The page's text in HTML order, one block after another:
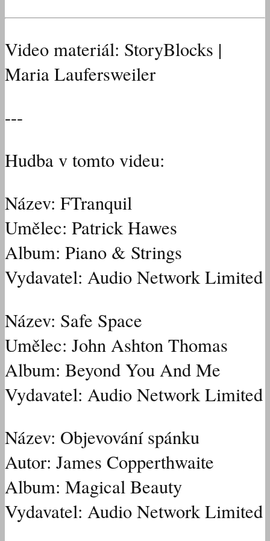
Video materiál: StoryBlocks |
Maria Laufersweiler
---
Hudba v tomto videu:
Název: FTranquil
Umělec: Patrick Hawes
Album: Piano & Strings
Vydavatel: Audio Network Limited
Název: Safe Space
Umělec: John Ashton Thomas
Album: Beyond You And Me
Vydavatel: Audio Network Limited
Název: Objevování spánku
Autor: James Copperthwaite
Album: Magical Beauty
Vydavatel: Audio Network Limited